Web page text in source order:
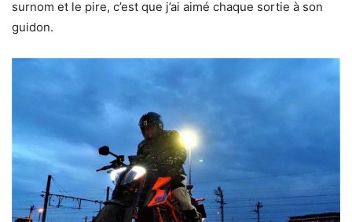
surnom et le pire, c’est que j’ai aimé chaque sortie à son
guidon.